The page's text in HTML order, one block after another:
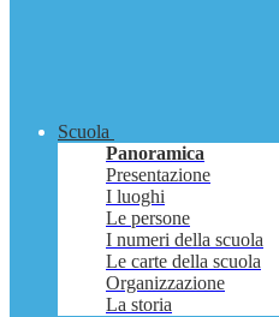
Scuola
Panoramica
Presentazione
I luoghi
Le persone
I numeri della scuola
Le carte della scuola
Organizzazione
La storia